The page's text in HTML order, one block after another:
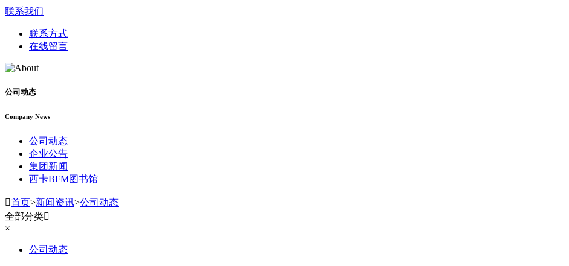
联系我们
联系方式
在线留言
公司动态
Company News
公司动态
企业公告
集团新闻
西卡BFM图书馆
首页>新闻资讯>公司动态
全部分类
×
公司动态